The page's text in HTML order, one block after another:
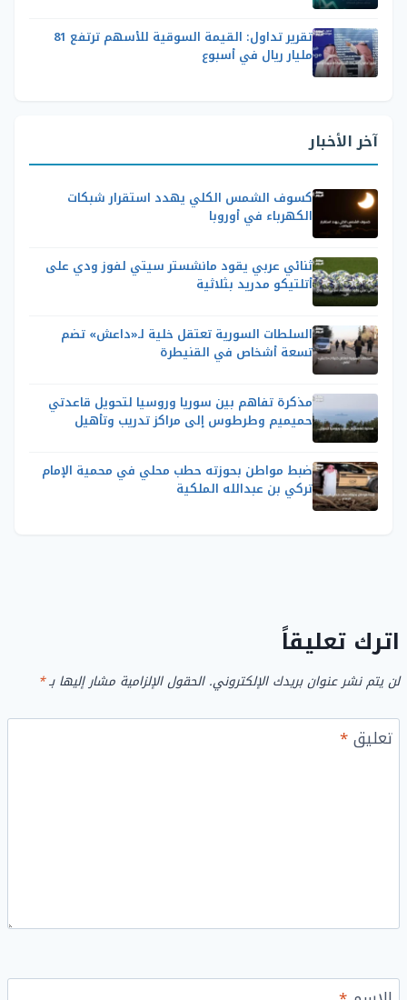
تقرير تداول: القيمة السوقية للأسهم ترتفع 81
مليار ريال في أسبوع
آخر الأخبار
كسوف الشمس الكلي يهدد استقرار شبكات
الكهرباء في أوروبا
ثنائي عربي يقود مانشستر سيتي لفوز ودي على
أتلتيكو مدريد بثلاثية
السلطات السورية تعتقل خلية لـ«داعش» تضم
تسعة أشخاص في القنيطرة
مذكرة تفاهم بين سوريا وروسيا لتحويل قاعدتي
حميميم وطرطوس إلى مراكز تدريب وتأهيل
ضبط مواطن بحوزته حطب محلي في محمية الإمام
تركي بن عبدالله الملكية
اترك تعليقاً
لن يتم نشر عنوان بريدك الإلكتروني. الحقول الإلزامية مشار إليها بـ*
تعليق*